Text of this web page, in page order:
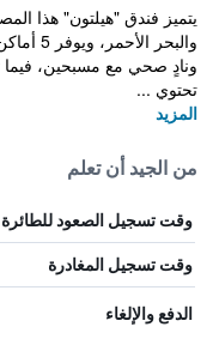
ونادٍ صحي مع مسبحين، فيما
تحتوي ...
المزيد
من الجيد أن تعلم
وقت تسجيل الصعود للطائرة
وقت تسجيل المغادرة
الدفع والإلغاء